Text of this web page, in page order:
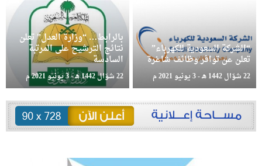
“الشركة السعودية للكهرباء”
تعلن عن توافر وظائف شاغرة
22 شوّال 1442 هـ - 3 يونيو 2021 م
بالرابط… “وزارة العدل” تعلن
نتائج الترشيح على المرتبة
السادسة
22 شوّال 1442 هـ - 3 يونيو 2021 م